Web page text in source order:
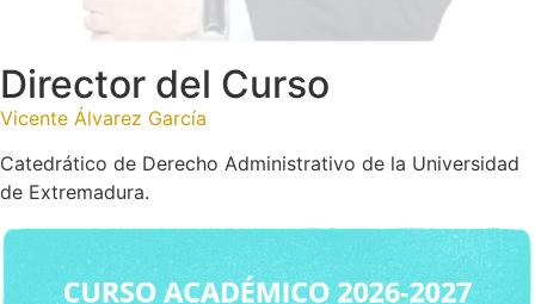
Director del Curso
Vicente Álvarez García
Catedrático de Derecho Administrativo de la Universidad
de Extremadura.